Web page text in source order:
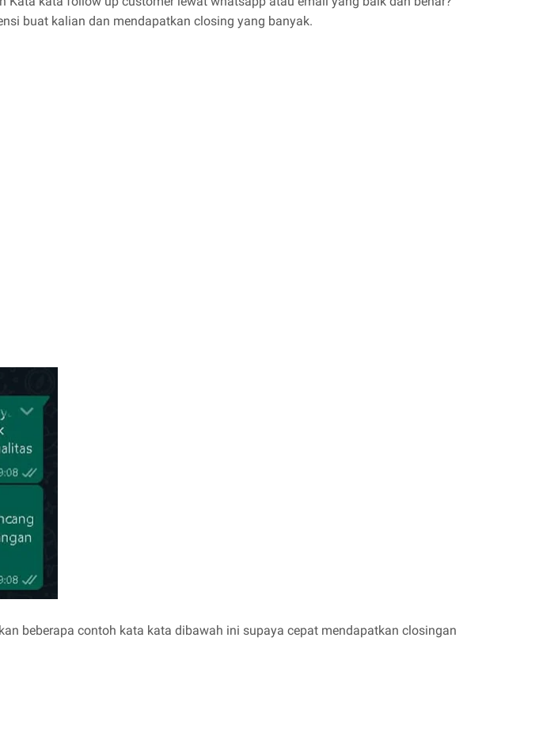
buat kalian dan mendapatkan closing yang banyak.
beberapa contoh kata kata dibawah ini supaya cepat mendapatkan closingan